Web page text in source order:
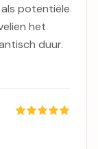
potentiële
het
duur.